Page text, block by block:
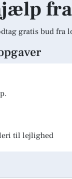
gratis bud fra
til lejlighed